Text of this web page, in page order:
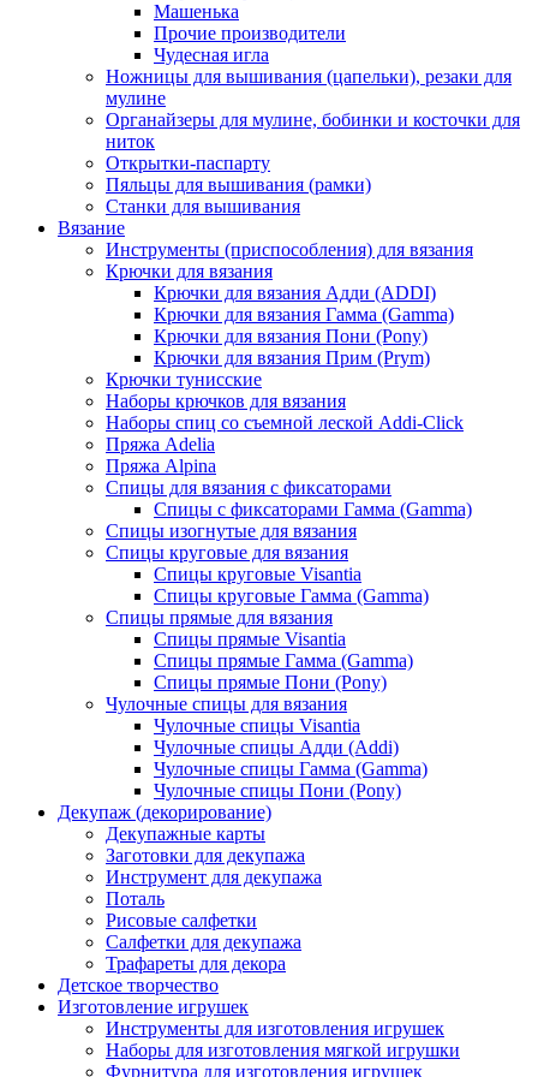
Машенька
Прочие производители
Чудесная игла
Ножницы для вышивания (цапельки), резаки для
мулине
Органайзеры для мулине, бобинки и косточки для
ниток
Открытки-паспарту
Пяльцы для вышивания (рамки)
Станки для вышивания
Вязание
Инструменты (приспособления) для вязания
Крючки для вязания
Крючки для вязания Адди (ADDI)
Крючки для вязания Гамма (Gamma)
Крючки для вязания Пони (Pony)
Крючки для вязания Прим (Prym)
Крючки тунисские
Наборы крючков для вязания
Наборы спиц со съемной леской Addi-Click
Пряжа Adelia
Пряжа Alpina
Спицы для вязания с фиксаторами
Спицы с фиксаторами Гамма (Gamma)
Спицы изогнутые для вязания
Спицы круговые для вязания
Спицы круговые Visantia
Спицы круговые Гамма (Gamma)
Спицы прямые для вязания
Спицы прямые Visantia
Спицы прямые Гамма (Gamma)
Спицы прямые Пони (Pony)
Чулочные спицы для вязания
Чулочные спицы Visantia
Чулочные спицы Адди (Addi)
Чулочные спицы Гамма (Gamma)
Чулочные спицы Пони (Pony)
Декупаж (декорирование)
Декупажные карты
Заготовки для декупажа
Инструмент для декупажа
Поталь
Рисовые салфетки
Салфетки для декупажа
Трафареты для декора
Детское творчество
Изготовление игрушек
Инструменты для изготовления игрушек
Наборы для изготовления мягкой игрушки
Фурнитура для изготовления игрушек